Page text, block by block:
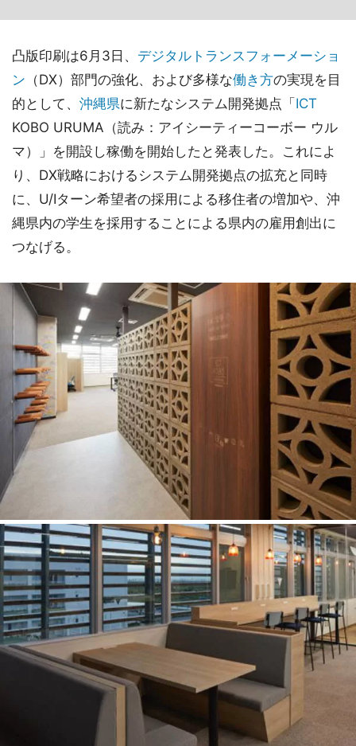
凸版印刷は6月3日、 デジタルトランスフォーメーショ
ン （DX）部門の強化、および多様な働き方の実現を目
的として、 沖縄県に新たなシステム開発拠点「 ICT
KOBO URUMA（読み：アイシーティーコーボー ウル
マ）」を開設し稼働を開始したと発表した。これによ
り、DX戦略におけるシステム開発拠点の拡充と同時
に、U/Iターン希望者の採用による移住者の増加や、沖
縄県内の学生を採用することによる県内の雇用創出に
つなげる。